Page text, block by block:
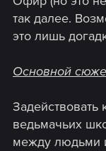
так далее.
это лишь
Основной
Задействовать
ведьмачьих
между людьми